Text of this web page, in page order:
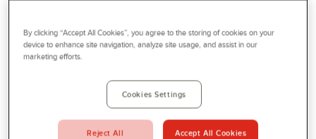
Bli kund
Profilshop
LENOX
Lenox
810R 203MM 5/
By clicking “Accept All Cookies”, you agree to the storing of cookies on your
device to enhance site navigation, analyze site usage, and assist in our
marketing efforts.
Cookies Settings
Reject All Accept All Cookies